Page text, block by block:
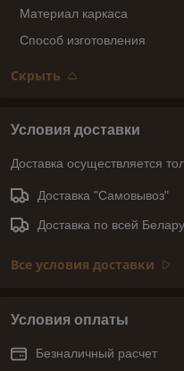
Материал каркаса
Способ изготовления
Скрыть
Условия доставки
Доставка осуществляется
Доставка "Самовывоз"
Доставка по всей
Все условия доставки
Условия оплаты
Безналичный расчет